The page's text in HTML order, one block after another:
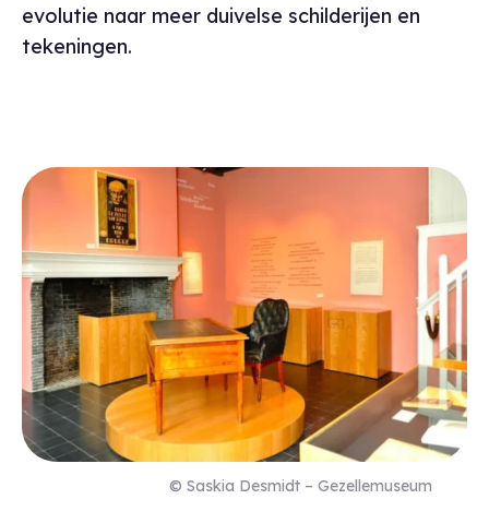
evolutie naar meer duivelse schilderijen en
tekeningen.
© Saskia Desmidt – Gezellemuseum